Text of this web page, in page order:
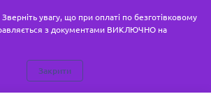
увагу, що при оплаті по безготівковому
з документами ВИКЛЮЧНО на
Закрити